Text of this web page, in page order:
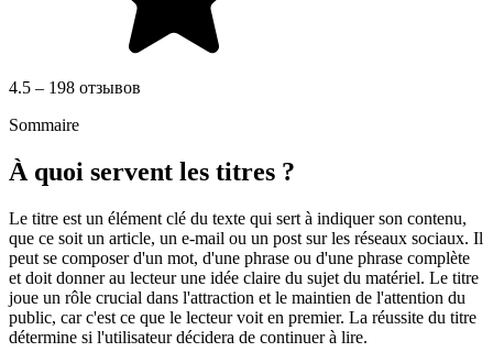
4.5 – 198 отзывов
Sommaire
À quoi servent les titres ?
Le titre est un élément clé du texte qui sert à indiquer son contenu,
que ce soit un article, un e-mail ou un post sur les réseaux sociaux. Il
peut se composer d'un mot, d'une phrase ou d'une phrase complète
et doit donner au lecteur une idée claire du sujet du matériel. Le titre
joue un rôle crucial dans l'attraction et le maintien de l'attention du
public, car c'est ce que le lecteur voit en premier. La réussite du titre
détermine si l'utilisateur décidera de continuer à lire.